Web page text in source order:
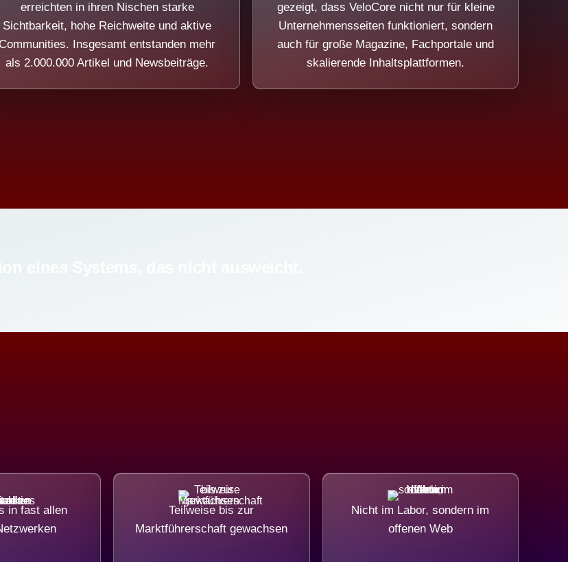
erreichten in ihren Nischen starke
Sichtbarkeit, hohe Reichweite und aktive
Communities. Insgesamt entstanden mehr
als 2.000.000 Artikel und Newsbeiträge.
gezeigt, dass VeloCore nicht nur für kleine
Unternehmensseiten funktioniert, sondern
auch für große Magazine, Fachportale und
skalierende Inhaltsplattformen.
in fast allen
Teilweise bis zur
Marktführerschaft gewachsen
Nicht im Labor, sondern im
offenen Web